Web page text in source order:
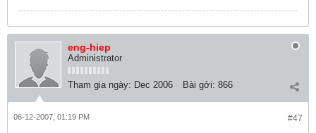
eng-hiep
Administrator
Tham gia ngày: Dec 2006 Bài gởi: 866
#47
06-12-2007, 01:19 PM